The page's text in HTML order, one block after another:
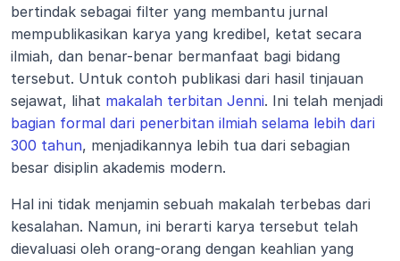
bertindak sebagai filter yang membantu jurnal
mempublikasikan karya yang kredibel, ketat secara
ilmiah, dan benar-benar bermanfaat bagi bidang
tersebut. Untuk contoh publikasi dari hasil tinjauan
sejawat, lihat makalah terbitan Jenni
bagian formal dari penerbitan ilmiah selama lebih dari
300 tahun, menjadikannya lebih tua dari sebagian
besar disiplin akademis modern.
Hal ini tidak menjamin sebuah makalah terbebas dari
kesalahan. Namun, ini berarti karya tersebut telah
dievaluasi oleh orang-orang dengan keahlian yang